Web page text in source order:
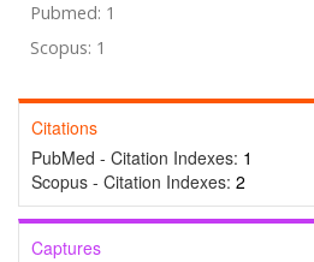
Pubmed: 1
Scopus: 1
Citations
PubMed - Citation Indexes: 1
Scopus - Citation Indexes: 2
Captures